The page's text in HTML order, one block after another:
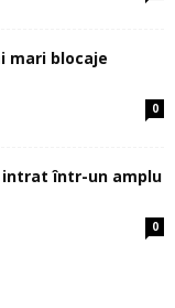
mari blocaje
0
intrat într-un amplu
0